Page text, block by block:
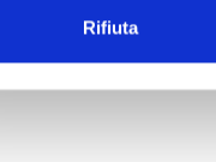
Rifiuta